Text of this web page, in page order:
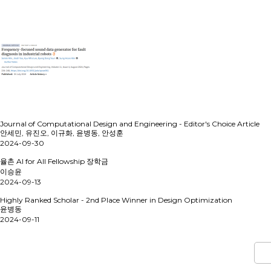
Journal of Computational Design and Engineering - Editor's Choice Article
안세민, 유진오, 이규화, 윤병동, 안성훈
2024-09-30
율촌 AI for All Fellowship 장학금
이승윤
2024-09-13
Highly Ranked Scholar - 2nd Place Winner in Design Optimization
윤병동
2024-09-11